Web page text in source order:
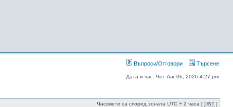
Въпроси/Отговори Търсене
Дата и час: Чет Авг 06, 2026 4:27 pm
Часовете са според зоната UTC + 2 часа [ DST ]